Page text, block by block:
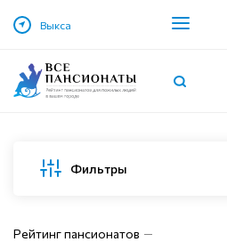
Выкса
Фильтры
Рейтинг пансионатов